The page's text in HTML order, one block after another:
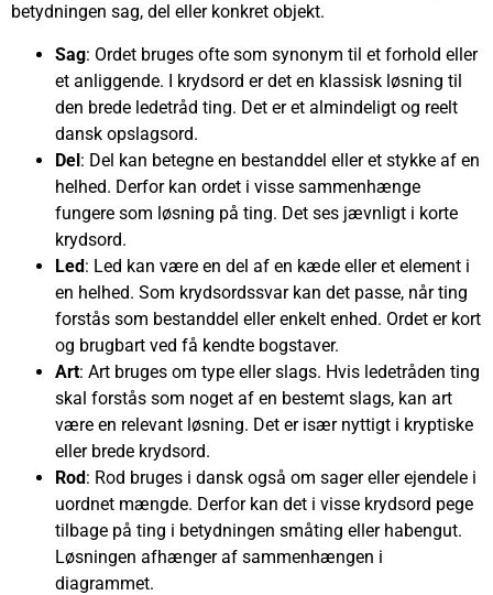
betydningen sag, del eller konkret objekt.
Sag: Ordet bruges ofte som synonym til et forhold eller
et anliggende. I krydsord er det en klassisk løsning til
den brede ledetråd ting. Det er et almindeligt og reelt
dansk opslagsord.
Del: Del kan betegne en bestanddel eller et stykke af en
helhed. Derfor kan ordet i visse sammenhænge
fungere som løsning på ting. Det ses jævnligt i korte
krydsord.
Led: Led kan være en del af en kæde eller et element i
en helhed. Som krydsordssvar kan det passe, når ting
forstås som bestanddel eller enkelt enhed. Ordet er kort
og brugbart ved få kendte bogstaver.
Art: Art bruges om type eller slags. Hvis ledetråden ting
skal forstås som noget af en bestemt slags, kan art
være en relevant løsning. Det er især nyttigt i kryptiske
eller brede krydsord.
Rod: Rod bruges i dansk også om sager eller ejendele i
uordnet mængde. Derfor kan det i visse krydsord pege
tilbage på ting i betydningen småting eller habengut.
Løsningen afhænger af sammenhængen i
diagrammet.